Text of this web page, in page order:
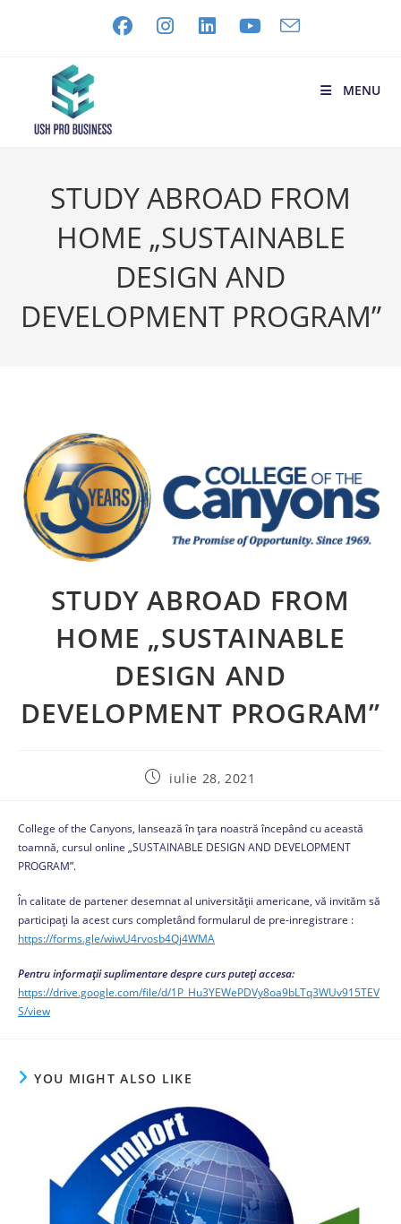
MENU
STUDY ABROAD FROM
HOME „SUSTAINABLE
DESIGN AND
DEVELOPMENT PROGRAM”
STUDY ABROAD FROM
HOME „SUSTAINABLE
DESIGN AND
DEVELOPMENT PROGRAM”
iulie 28, 2021
College of the Canyons, lansează în țara noastră începând cu această
toamnă, cursul online „SUSTAINABLE DESIGN AND DEVELOPMENT
PROGRAM”.
În calitate de partener desemnat al universității americane, vă invităm să
participați la acest curs completând formularul de pre-inregistrare :
https://forms.gle/wiwU4rvosb4Qj4WMA
Pentru informații suplimentare despre curs puteți accesa:
https://drive.google.com/file/d/1P_Hu3YEWePDVy8oa9bLTq3WUv915TEV
S/view
YOU MIGHT ALSO LIKE